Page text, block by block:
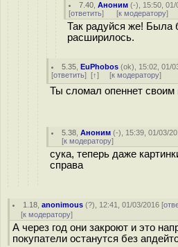
7.40 ,Аноним (-), 15:50, 01/
[ответить] [к модератору]
Так радуйся же!
расширилось.
5.35 ,EuPhobos (ok), 15:02, 01/
[ответить] [↑] [к модератору]
Ты сломал опеннет своим
5.38 ,Аноним (-), 15:39, 01/03/
[к модератору]
cyка, теперь даже
справа
1.18 ,anonimous (?), 12:41, 01/03/2016 [
[к модератору]
А через год они закроют и это
покупатели останутся без